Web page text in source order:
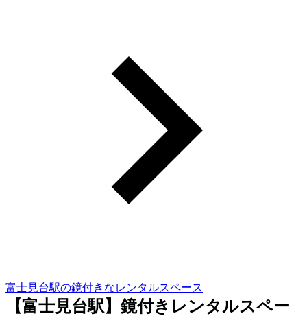
富士見台駅の鏡付きなレンタルスペース
【富士見台駅】鏡付きレンタルスペー